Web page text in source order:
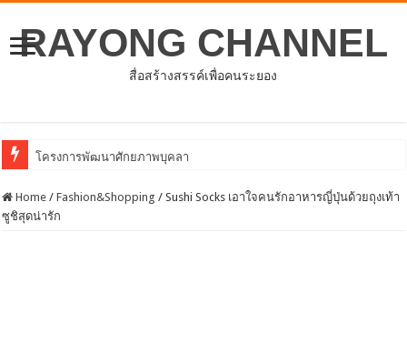
RAYONG CHANNEL
สื่อสร้างสรรค์เพื่อคนระยอง
ประชุมคณะกรรมการด
Home / Fashion&Shopping / Sushi Socks เอาใจคนรักอาหารญี่ปุ่นด้วยถุงเท้า
ซูชิสุดน่ารัก